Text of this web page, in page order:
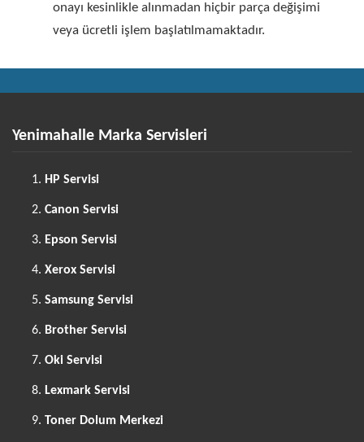
onayı kesinlikle alınmadan hiçbir parça değişimi
veya ücretli işlem başlatılmamaktadır.
Yenimahalle Marka Servisleri
HP Servisi
Canon Servisi
Epson Servisi
Xerox Servisi
Samsung Servisi
Brother Servisi
Oki Servisi
Lexmark Servisi
Toner Dolum Merkezi